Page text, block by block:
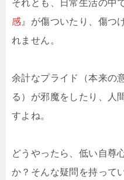
それとも、日常生活の中
感 』が傷ついたり、傷つ
れません。
余計なプライド（本来の
る）が邪魔をしたり、人
すよね。
どうやったら、低い自尊
か？そんな疑問を持って